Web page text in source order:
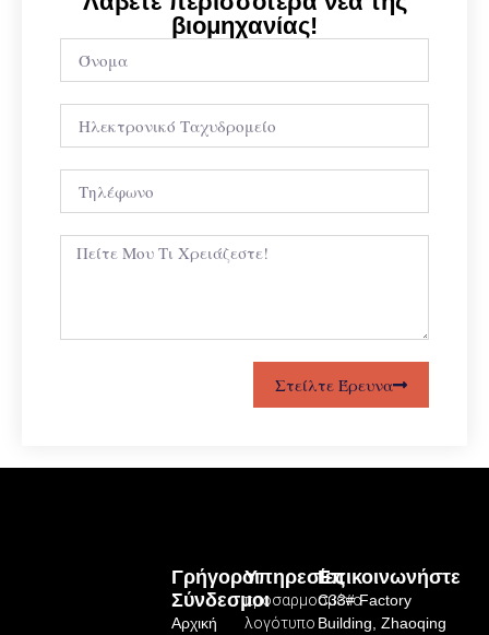
βιομηχανίας!
Στείλτε Έρευνα
Υπηρεσίες
προσαρμοσμένο
λογότυπο
Γρήγοροι
Σύνδεσμοι
Αρχική
Επικοινωνήστε
C33# Factory
Building, Zhaoqing